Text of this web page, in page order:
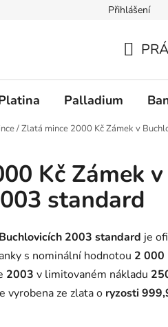
Přihlášení
Palladium
/Zlatá mince 2000 Kč Zámek v
Kč Zámek v
standard
2003 standard je
s nominální hodnotou 2 000
2003 v limitovaném nákladu
vyrobena ze zlata o ryzosti